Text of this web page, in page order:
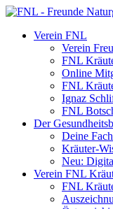
Verein FNL
Verein
FNL
Online
FNL
Ignaz
FNL
Der
Deine
Kräuter-
Neu:
Verein FNL
FNL